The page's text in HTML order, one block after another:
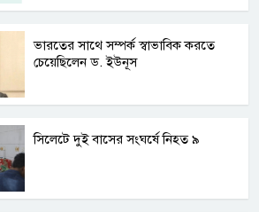
ভারতের সাথে সম্পর্ক স্বাভাবিক করতে
চেয়েছিলেন ড. ইউনূস
সিলেটে দুই বাসের সংঘর্ষে নিহত ৯